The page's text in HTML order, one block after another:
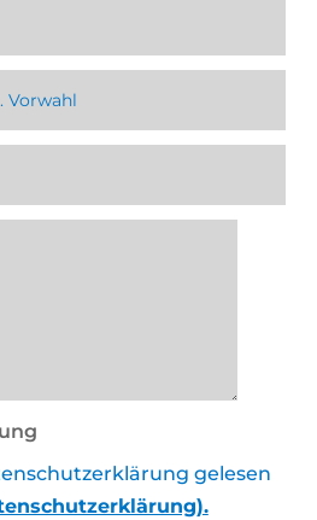
gelesen